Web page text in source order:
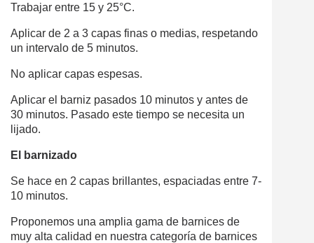
Trabajar entre 15 y 25°C.
Aplicar de 2 a 3 capas finas o medias, respetando
un intervalo de 5 minutos.
No aplicar capas espesas.
Aplicar el barniz pasados 10 minutos y antes de
30 minutos. Pasado este tiempo se necesita un
lijado.
El barnizado
Se hace en 2 capas brillantes, espaciadas entre 7-
10 minutos.
Proponemos una amplia gama de barnices de
muy alta calidad en nuestra categoría de barnices